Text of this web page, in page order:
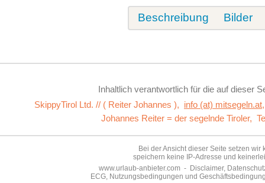
Beschreibung Bilder
Inhaltlich verantwortlich für die auf dieser
SkippyTirol Ltd. // ( Reiter Johannes ), info (at) mitsegeln.at
Johannes Reiter = der segelnde Tiroler,
Bei der Ansicht dieser Seite setzen wir
speichern keine IP-Adresse und
www.urlaub-anbieter.com - Disclaimer,
ECG, Nutzungsbedingungen und